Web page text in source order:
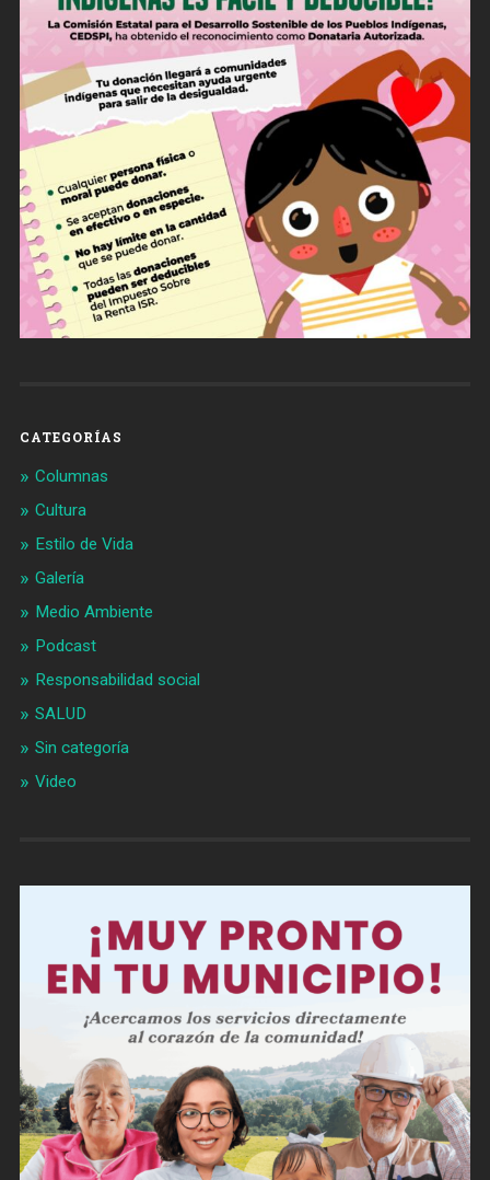
CATEGORÍAS
Columnas
Cultura
Estilo de Vida
Galería
Medio Ambiente
Podcast
Responsabilidad social
SALUD
Sin categoría
Video